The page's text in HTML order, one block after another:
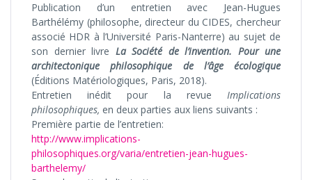
Publication d’un entretien avec Jean-Hugues
Barthélémy (philosophe, directeur du CIDES, chercheur
associé HDR à l’Université Paris-Nanterre) au sujet de
son dernier livre La Société de l’invention. Pour une
architectonique philosophique de l’âge écologique
(Éditions Matériologiques, Paris, 2018).
Entretien inédit pour la revue Implications
philosophiques, en deux parties aux liens suivants :
Première partie de l’entretien:
http://www.implications-
philosophiques.org/varia/entretien-jean-hugues-
barthelemy/